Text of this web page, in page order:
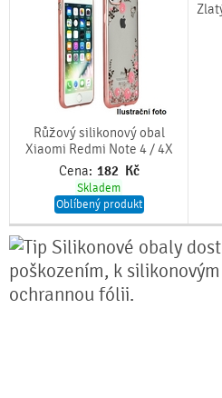
Růžový silikonový obal
Xiaomi Redmi Note 4 / 4X
Cena: 182 Kč
Skladem
Oblíbený produkt
Silikonové obaly
poškozením, k
ochrannou fólii.